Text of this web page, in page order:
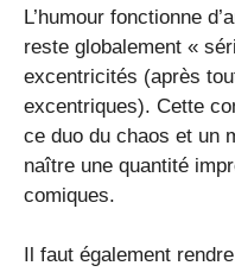
L’humour fonctionne
reste globalement «
excentricités (après
excentriques). Cette
ce duo du chaos et un
naître une quantité
comiques.
Il faut également